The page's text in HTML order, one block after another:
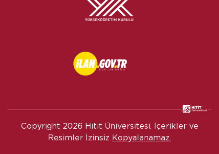
Copyright 2026 Hitit Üniversitesi. İçerikler ve
Resimler İzinsiz Kopyalanamaz.